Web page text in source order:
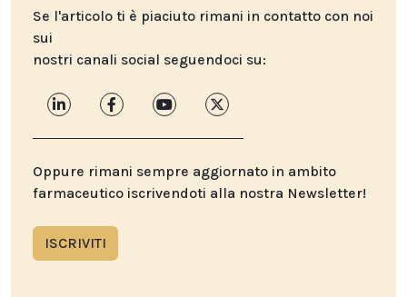
Se l'articolo ti è piaciuto rimani in contatto con noi
sui
nostri canali social seguendoci su:
Oppure rimani sempre aggiornato in ambito
farmaceutico iscrivendoti alla nostra Newsletter!
ISCRIVITI